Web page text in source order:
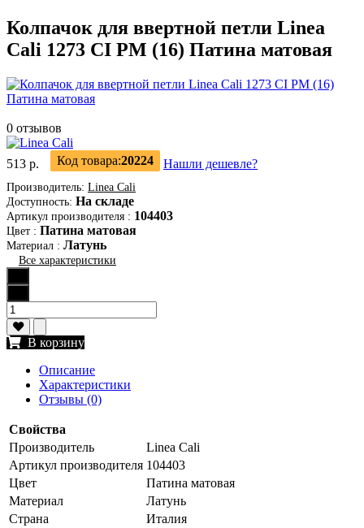
Колпачок для ввертной петли Linea
Cali 1273 CI PM (16) Патина матовая
0 отзывов
513 р. Код товара:20224 Нашли дешевле?
Производитель: Linea Cali
Доступность: На складе
Артикул производителя : 104403
Цвет : Патина матовая
Материал : Латунь
Все характеристики
В корзину
Описание
Характеристики
Отзывы (0)
Свойства
Производитель
Linea Cali
Артикул производителя 104403
Цвет
Патина матовая
Материал
Латунь
Страна
Италия